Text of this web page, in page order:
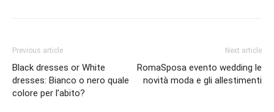
Previous article
Black dresses or White
dresses: Bianco o nero quale
colore per l’abito?
Next article
RomaSposa evento wedding le
novità moda e gli allestimenti